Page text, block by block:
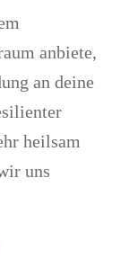
anbiete,
an deine
heilsam
uns